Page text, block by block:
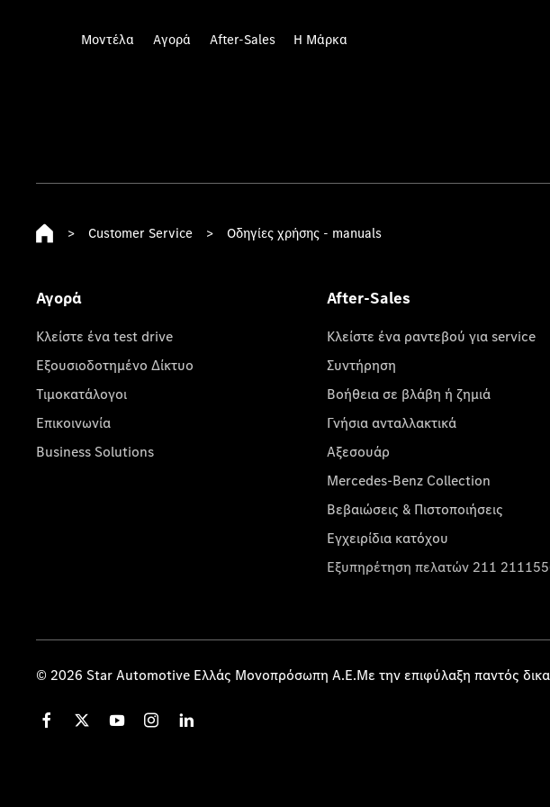
Μοντέλα Αγορά After-Sales Η Μάρκα
> Customer Service > Οδηγίες χρήσης - manuals
Αγορά
Κλείστε ένα test drive
Εξουσιοδοτημένο Δίκτυο
Τιμοκατάλογοι
Επικοινωνία
Business Solutions
After-Sales
Κλείστε ένα ραντεβού για service
Συντήρηση
Βοήθεια σε βλάβη ή ζημιά
Γνήσια ανταλλακτικά
Αξεσουάρ
Mercedes-Benz Collection
Βεβαιώσεις & Πιστοποιήσεις
Εγχειρίδια κατόχου
Εξυπηρέτηση πελατών 211
© 2026 Star Automotive Ελλάς Μονοπρόσωπη Α.Ε.Με την επιφύλαξη παντός